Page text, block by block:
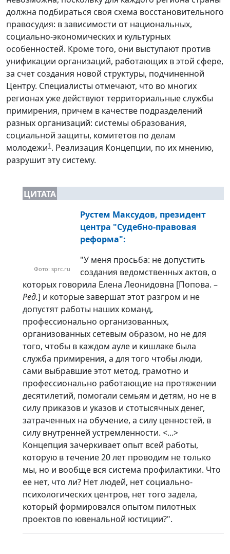
должна подбираться своя схема восстановительного
правосудия: в зависимости от национальных,
социально-экономических и культурных
особенностей. Кроме того, они выступают против
унификации организаций, работающих в этой сфере,
за счет создания новой структуры, подчиненной
Центру. Специалисты отмечают, что во многих
регионах уже действуют территориальные службы
примирения, причем в качестве подразделений
разных организаций: системы образования,
социальной защиты, комитетов по делам
молодежи1. Реализация Концепции, по их мнению,
разрушит эту систему.
ЦИТАТА
Фото: sprc.ru
Рустем Максудов, президент
центра "Судебно-правовая
реформа":
"У меня просьба: не допустить
создания ведомственных актов, о
которых говорила Елена Леонидовна [Попова. –
Ред.] и которые завершат этот разгром и не
допустят работы наших команд,
профессионально организованных,
организованных сетевым образом, но не для
того, чтобы в каждом ауле и кишлаке была
служба примирения, а для того чтобы люди,
сами выбравшие этот метод, грамотно и
профессионально работающие на протяжении
десятилетий, помогали семьям и детям, но не в
силу приказов и указов и стотысячных денег,
затраченных на обучение, а силу ценностей, в
силу внутренней устремленности. <...>
Концепция зачеркивает опыт всей работы,
которую в течение 20 лет проводим не только
мы, но и вообще вся система профилактики. Что
ее нет, что ли? Нет людей, нет социально-
психологических центров, нет того задела,
который формировался опытом пилотных
проектов по ювенальной юстиции?".